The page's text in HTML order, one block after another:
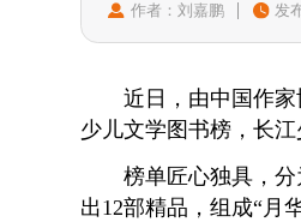
作者：刘嘉鹏 发
近日，由中国作
少儿文学图书榜，长
榜单匠心独具，
出12部精品，组成“月